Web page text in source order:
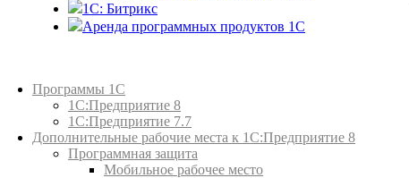
1C: Битрикс
Аренда программных продуктов 1С
Программы 1С
1С:Предприятие 8
1С:Предприятие 7.7
Дополнительные рабочие места к 1С:Предприятие 8
Программная защита
Мобильное рабочее место